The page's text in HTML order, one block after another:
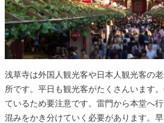
浅草寺は外国人観光客や日本人観光客の
所です。平日も観光客がたくさんいます
ているため要注意です。雷門から本堂へ
混みをかき分けていく必要があります。